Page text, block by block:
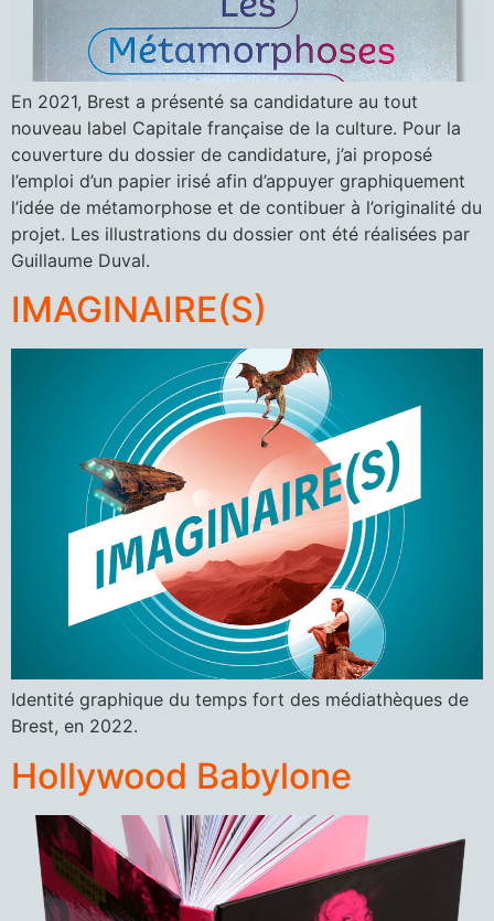
En 2021, Brest a présenté sa candidature au tout
nouveau label Capitale française de la culture. Pour la
couverture du dossier de candidature, j’ai proposé
l’emploi d’un papier irisé afin d’appuyer graphiquement
l’idée de métamorphose et de contibuer à l’originalité du
projet. Les illustrations du dossier ont été réalisées par
Guillaume Duval.
IMAGINAIRE(S)
Identité graphique du temps fort des médiathèques de
Brest, en 2022.
Hollywood Babylone